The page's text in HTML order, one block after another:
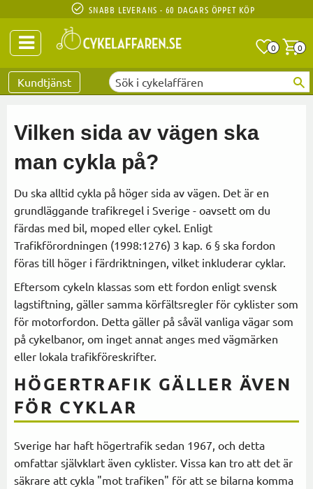
SNABB LEVERANS - 60 DAGARS ÖPPET KÖP
0 0
Kundtjänst
Vilken sida av vägen ska
man cykla på?
Du ska alltid cykla på höger sida av vägen. Det är en
grundläggande trafikregel i Sverige - oavsett om du
färdas med bil, moped eller cykel. Enligt
Trafikförordningen (1998:1276) 3 kap. 6 § ska fordon
föras till höger i färdriktningen, vilket inkluderar cyklar.
Eftersom cykeln klassas som ett fordon enligt svensk
lagstiftning, gäller samma körfältsregler för cyklister som
för motorfordon. Detta gäller på såväl vanliga vägar som
på cykelbanor, om inget annat anges med vägmärken
eller lokala trafikföreskrifter.
HÖGERTRAFIK GÄLLER ÄVEN
FÖR CYKLAR
Sverige har haft högertrafik sedan 1967, och detta
omfattar självklart även cyklister. Vissa kan tro att det är
säkrare att cykla "mot trafiken" för att se bilarna komma